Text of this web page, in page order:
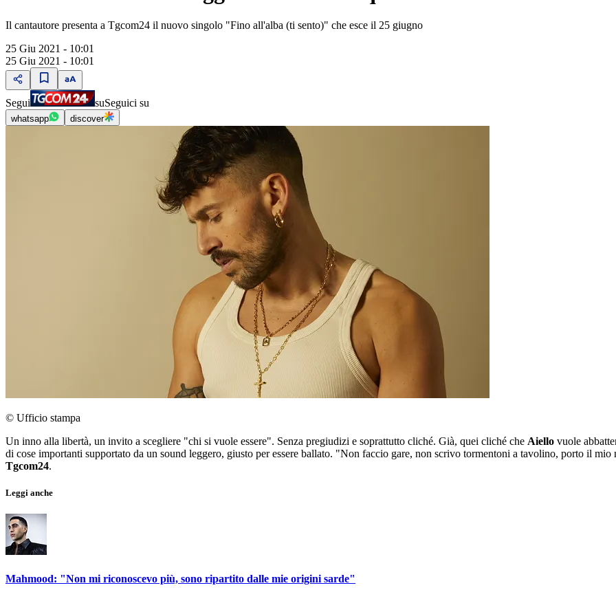
Il cantautore presenta a Tgcom24 il nuovo singolo "Fino all'alba (ti sento)" che esce il 25 giugno
25 Giu 2021 - 10:01
25 Giu 2021 - 10:01
Segui suSeguici su
whatsapp discover
© Ufficio stampa
Un inno alla libertà, un invito a scegliere "chi si vuole essere". Senza pregiudizi e soprattutto cliché. Già, quei cliché che Aiello vuole
di cose importanti supportato da un sound leggero, giusto per essere ballato. "Non faccio gare, non scrivo tormentoni a tavolino, porto il mio
Tgcom24.
Leggi anche
Mahmood: "Non mi riconoscevo più, sono ripartito dalle mie origini sarde"